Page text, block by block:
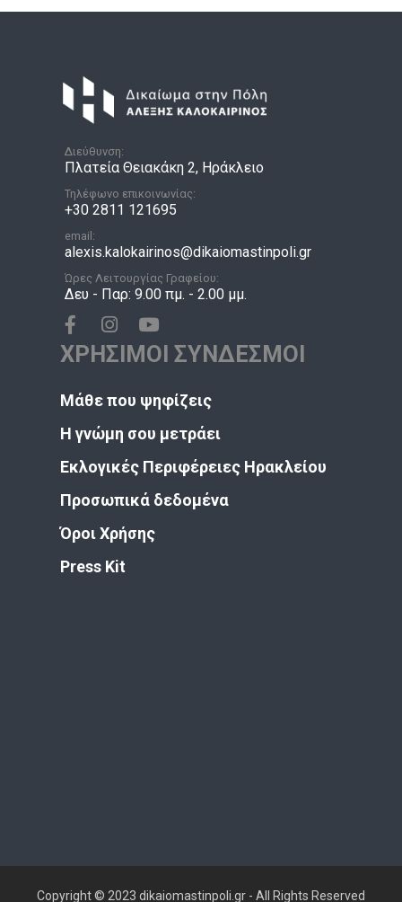
Διεύθυνση:
Πλατεία Θειακάκη 2, Ηράκλειο
Τηλέφωνο επικοινωνίας:
+30 2811 121695
email:
alexis.kalokairinos@dikaiomastinpoli.gr
Ώρες Λειτουργίας Γραφείου:
Δευ - Παρ: 9.00 πμ. - 2.00 μμ.
ΧΡΗΣΙΜΟΙ ΣΥΝΔΕΣΜΟΙ
Μάθε που ψηφίζεις
Η γνώμη σου μετράει
Εκλογικές Περιφέρειες Ηρακλείου
Προσωπικά δεδομένα
Όροι Χρήσης
Press Kit
Copyright © 2023 dikaiomastinpoli.gr - All Rights Reserved